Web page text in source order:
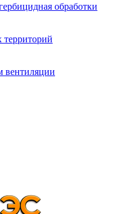
обработки
территорий
вентиляции